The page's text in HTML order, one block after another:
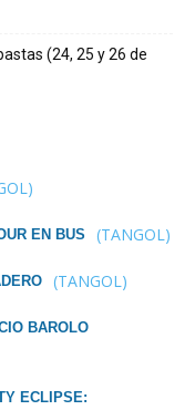
(24, 25 y 26 de
EN BUS (TANGOL)
(TANGOL)
BAROLO
ECLIPSE: